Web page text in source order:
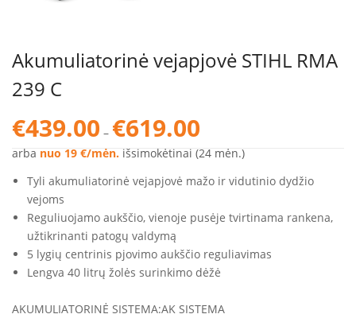
Akumuliatorinė vejapjovė STIHL RMA
239 C
€439.00 – €619.00
€439.00
€619.00
arba nuo 19 €/mėn. išsimokėtinai (24 mėn.)
Tyli akumuliatorinė vejapjovė mažo ir vidutinio dydžio
vejoms
Reguliuojamo aukščio, vienoje pusėje tvirtinama rankena,
užtikrinanti patogų valdymą
5 lygių centrinis pjovimo aukščio reguliavimas
Lengva 40 litrų žolės surinkimo dėžė
AKUMULIATORINĖ SISTEMA:AK SISTEMA